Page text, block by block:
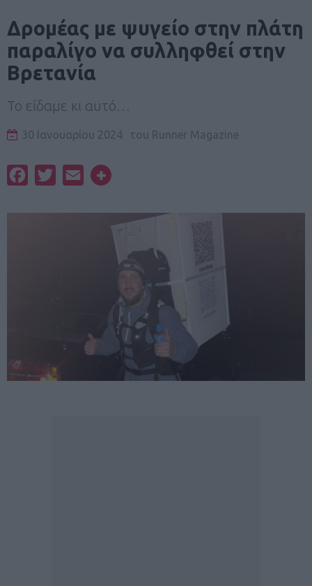
Δρομέας με ψυγείο στην πλάτη
παραλίγο να συλληφθεί στην
Βρετανία
Το είδαμε κι αυτό…
30 Ιανουαρίου 2024 του Runner Magazine
FacebookTwitterEmail